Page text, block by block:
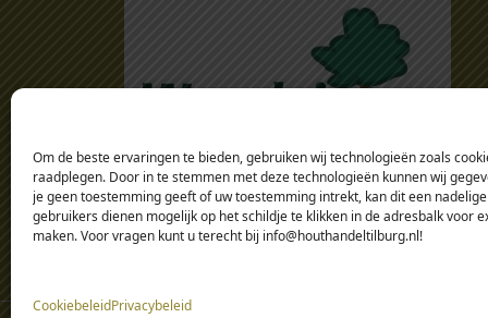
Om de beste ervaringen te bieden, gebruiken wij technologieën zoals
raadplegen. Door in te stemmen met deze technologieën kunnen wij
je geen toestemming geeft of uw toestemming intrekt, kan dit een
gebruikers dienen mogelijk op het schildje te klikken in de adresbalk
maken. Voor vragen kunt u terecht bij info@houthandeltilburg.nl!
CookiebeleidPrivacybeleid